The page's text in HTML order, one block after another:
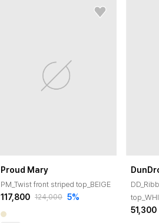
Proud Mary
PM_Twist front striped top_BEIGE
117,800 124,000 5%
51,300